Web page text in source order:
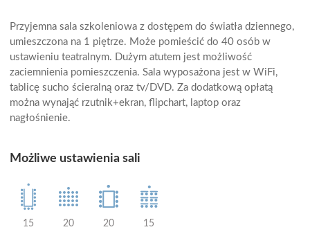
Przyjemna sala szkoleniowa z dostępem do światła dziennego,
umieszczona na 1 piętrze. Może pomieścić do 40 osób w
ustawieniu teatralnym. Dużym atutem jest możliwość
zaciemnienia pomieszczenia. Sala wyposażona jest w WiFi,
tablicę sucho ścieralną oraz tv/DVD. Za dodatkową opłatą
można wynająć rzutnik+ekran, flipchart, laptop oraz
nagłośnienie.
Możliwe ustawienia sali
15 20 20 15